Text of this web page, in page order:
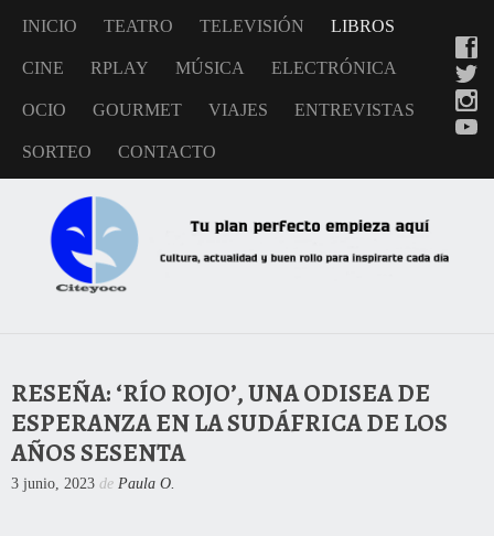
INICIO TEATRO TELEVISIÓN LIBROS
CINE RPLAY MÚSICA ELECTRÓNICA
OCIO GOURMET VIAJES ENTREVISTAS
SORTEO CONTACTO
RESEÑA: ‘RÍO ROJO’, UNA ODISEA DE
ESPERANZA EN LA SUDÁFRICA DE LOS
AÑOS SESENTA
3 junio, 2023 de Paula O.